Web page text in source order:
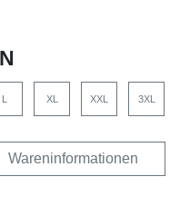
L XL XXL 3XL
Wareninformationen